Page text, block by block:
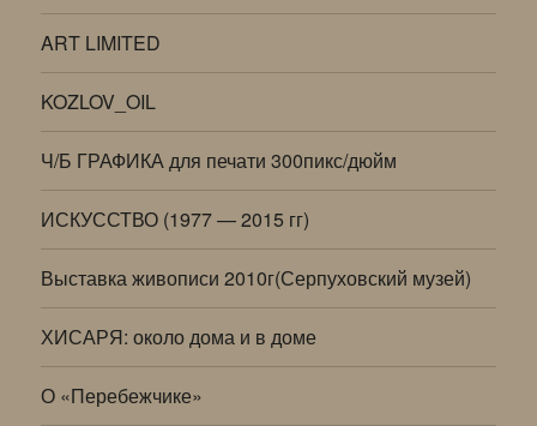
ART LIMITED
KOZLOV_OIL
Ч/Б ГРАФИКА для печати 300пикс/дюйм
ИСКУССТВО (1977 — 2015 гг)
Выставка живописи 2010г(Серпуховский музей)
ХИСАРЯ: около дома и в доме
О «Перебежчике»